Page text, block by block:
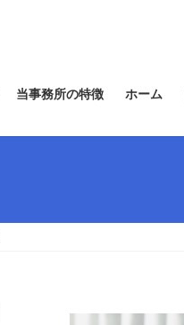
当事務所の特徴 ホーム